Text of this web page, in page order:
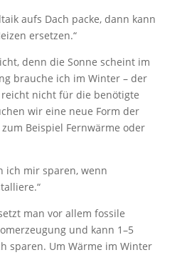
aufs Dach packe, dann kann
ersetzen.“
denn die Sonne scheint im
brauche ich im Winter – der
reicht nicht für die benötigte
wir eine neue Form der
Beispiel Fernwärme oder
ich mir sparen, wenn
man vor allem fossile
und kann 1–5
sparen. Um Wärme im Winter